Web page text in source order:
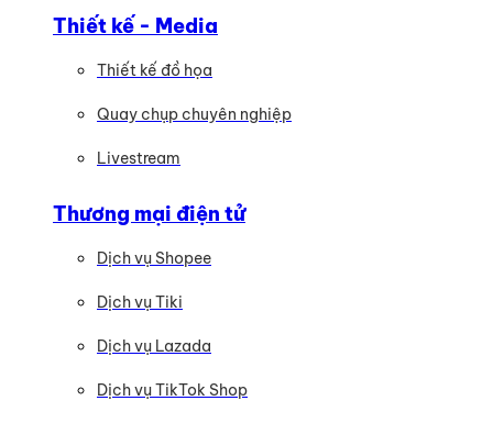
Thiết kế - Media
Thiết kế đồ họa
Quay chụp chuyên nghiệp
Livestream
Thương mại điện tử
Dịch vụ Shopee
Dịch vụ Tiki
Dịch vụ Lazada
Dịch vụ TikTok Shop